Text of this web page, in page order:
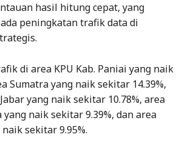
hasil hitung cepat, yang
peningkatan trafik data di
di area KPU Kab. Paniai yang naik
Sumatra yang naik sekitar 14.39%,
yang naik sekitar 10.78%, area
yang naik sekitar 9.39%, dan area
sekitar 9.95%.